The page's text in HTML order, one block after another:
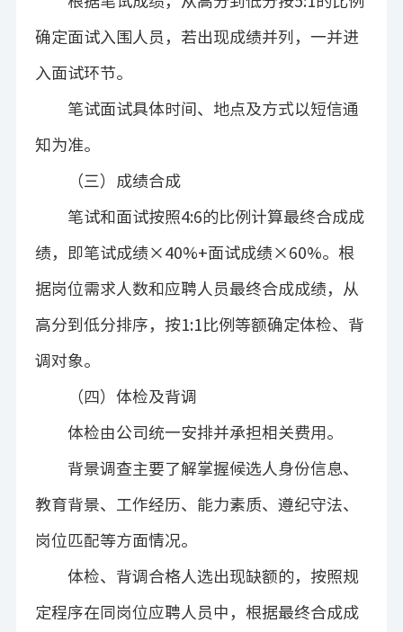
确定面试入围人员，若出现成绩并列，一并进
入面试环节。
笔试面试具体时间、地点及方式以短信通
知为准。
（三）成绩合成
笔试和面试按照4:6的比例计算最终合成成
绩，即笔试成绩×40%+面试成绩×60%。根
据岗位需求人数和应聘人员最终合成成绩，从
高分到低分排序，按1:1 比例等额确定体检、背
调对象。
（四）体检及背调
体检由公司统一安排并承担相关费用。
背景调查主要了解掌握候选人身份信息、
教育背景、工作经历、能力素质、遵纪守法、
岗位匹配等方面情况。
体检、背调合格人选出现缺额的，按照规
定程序在同岗位应聘人员中，根据最终合成成